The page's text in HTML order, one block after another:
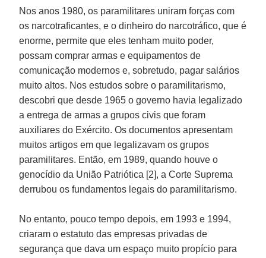
Nos anos 1980, os paramilitares uniram forças com
os narcotraficantes, e o dinheiro do narcotráfico, que é
enorme, permite que eles tenham muito poder,
possam comprar armas e equipamentos de
comunicação modernos e, sobretudo, pagar salários
muito altos. Nos estudos sobre o paramilitarismo,
descobri que desde 1965 o governo havia legalizado
a entrega de armas a grupos civis que foram
auxiliares do Exército. Os documentos apresentam
muitos artigos em que legalizavam os grupos
paramilitares. Então, em 1989, quando houve o
genocídio da União Patriótica [2], a Corte Suprema
derrubou os fundamentos legais do paramilitarismo.
No entanto, pouco tempo depois, em 1993 e 1994,
criaram o estatuto das empresas privadas de
segurança que dava um espaço muito propício para